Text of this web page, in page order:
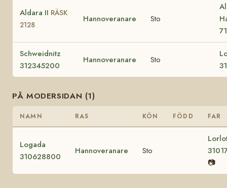
Aldara II RÄSK
2128
Hannoveranare Sto
Schweidnitz
312345200
Hannoveranare Sto
PÅ MODERSIDAN (1)
NAMN RAS KÖN FÖDD FAR
Logada
310628800
Hannoveranare Sto
📷